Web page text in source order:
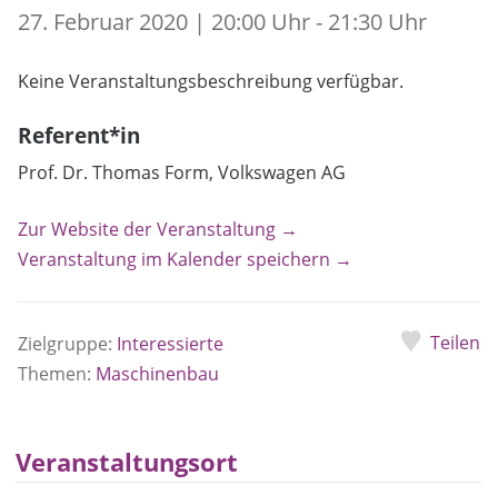
27. Februar 2020 | 20:00 Uhr - 21:30 Uhr
Keine Veranstaltungsbeschreibung verfügbar.
Referent*in
Prof. Dr. Thomas Form, Volkswagen AG
Zur Website der Veranstaltung →
Veranstaltung im Kalender speichern →
Zielgruppe: Interessierte
Themen: Maschinenbau
Teilen
Veranstaltungsort